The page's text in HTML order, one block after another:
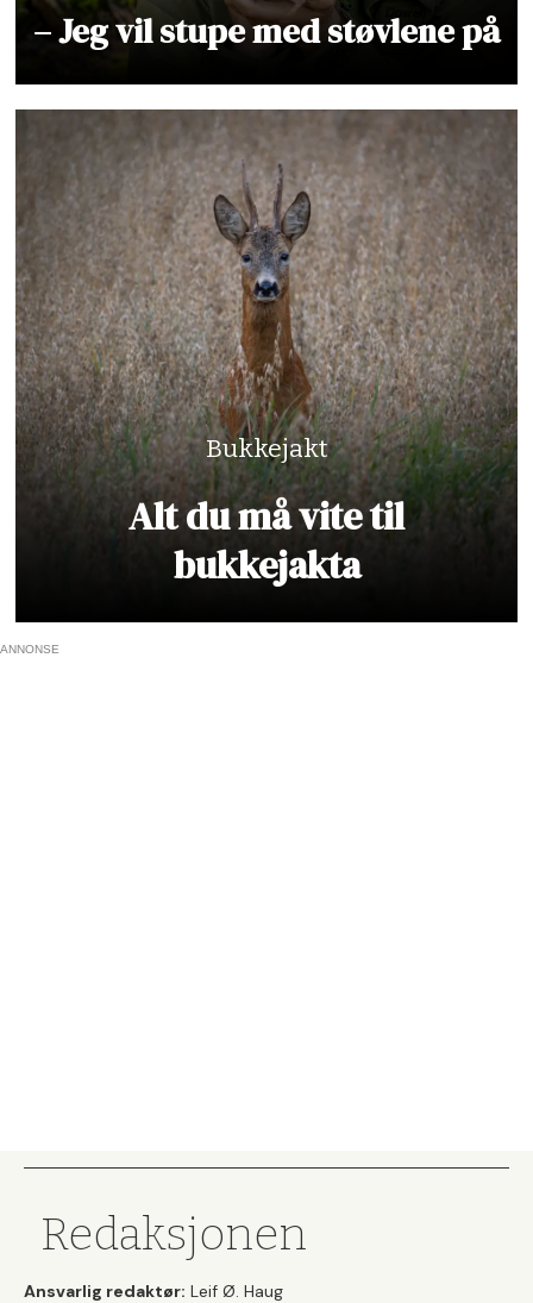
– Jeg vil stupe med støvlene på
Bukkejakt
Alt du må vite til
bukkejakta
ANNONSE
Redaksjonen
Ansvarlig redaktør: Leif Ø. Haug